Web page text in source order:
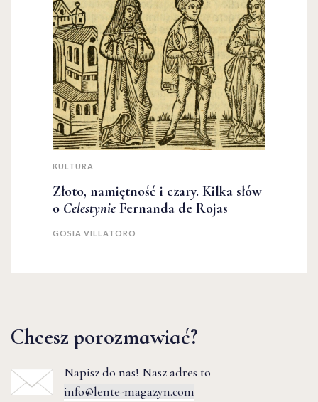
KULTURA
Złoto, namiętność i czary. Kilka słów
o Celestynie Fernanda de Rojas
GOSIA VILLATORO
Chcesz porozmawiać?
Napisz do nas! Nasz adres to
info@lente-magazyn.com